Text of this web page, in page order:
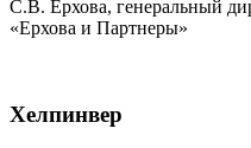
С.В. Ерхова, генеральный
«Ерхова и Партнеры»
Хелпинвер